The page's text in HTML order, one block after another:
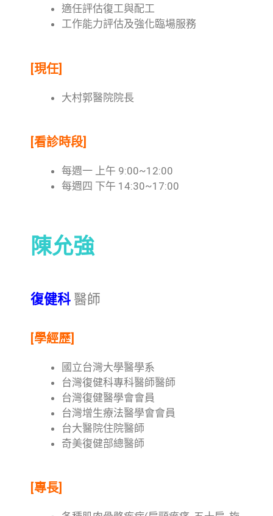
適任評估復工與配工
工作能力評估及強化臨場服務
[現任]
大村郭醫院院長
[看診時段]
每週一 上午 9:00~12:00
每週四 下午 14:30~17:00
陳允強
復健科 醫師
[學經歷]
國立台灣大學醫學系
台灣復健科專科醫師醫師
台灣復健醫學會會員
台灣增生療法醫學會會員
台大醫院住院醫師
奇美復健部總醫師
[專長]